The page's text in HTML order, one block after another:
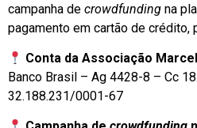
campanha de crowdfunding na
pagamento em cartão de crédito,
Conta da Associação
Banco Brasil – Ag 4428-8 – Cc
32.188.231/0001-67